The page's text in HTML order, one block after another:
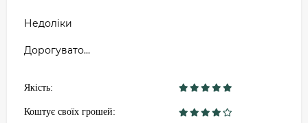
Недоліки
Дорогувато...
Якість:
Коштує своїх грошей: